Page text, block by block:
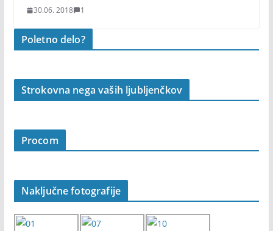
30.06. 2018 1
Poletno delo?
Strokovna nega vaših ljubljenčkov
Procom
Naključne fotografije